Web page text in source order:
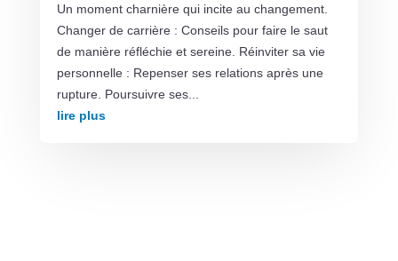
Un moment charnière qui incite au changement.
Changer de carrière : Conseils pour faire le saut
de manière réfléchie et sereine. Réinviter sa vie
personnelle : Repenser ses relations après une
rupture. Poursuivre ses...
lire plus